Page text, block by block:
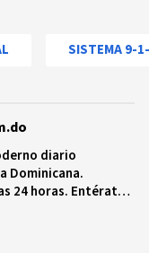
SISTEMA 9-
diario
Dominicana.
24 horas. Entérate
importantes a
videos y fotos